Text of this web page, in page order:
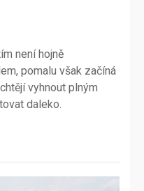
není hojně
pomalu však začíná
vyhnout plným
daleko.